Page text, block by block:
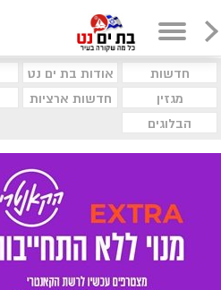
חדשות אודות בת ים נט
מגזין
חדשות ארציות
הבלוגים